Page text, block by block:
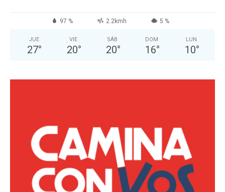
97 % 2.2kmh 5 %
JUE
27°
VIE
20°
SÁB
20°
DOM
16°
LUN
10°